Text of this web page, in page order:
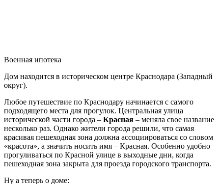
Военная ипотека
Дом находится в историческом центре Краснодара (Западный
округ).
Любое путешествие по Краснодару начинается с самого
подходящего места для прогулок. Центральная улица
исторической части города – Красная – меняла свое название
несколько раз. Однако жители города решили, что самая
красивая пешеходная зона должна ассоциироваться со словом
«красота», а значить носить имя – Красная. Особенно удобно
прогуливаться по Красной улице в выходные дни, когда
пешеходная зона закрыта для проезда городского транспорта.
Ну а теперь о доме: